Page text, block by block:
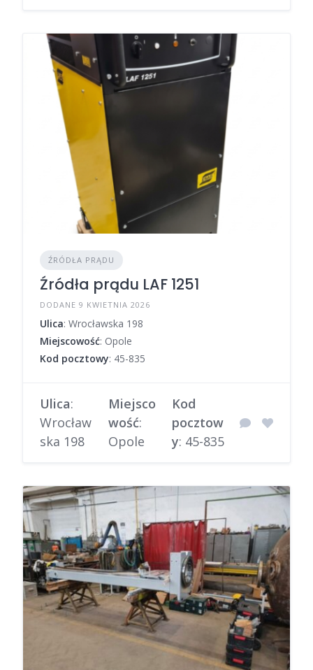
ŹRÓDŁA PRĄDU
Źródła prądu LAF 1251
DODANE 9 KWIETNIA 2026
Ulica: Wrocławska 198
Miejscowość: Opole
Kod pocztowy: 45-835
Ulica:
Wrocław
ska 198
Miejsco
wość:
Opole
Kod
pocztow
y: 45-835